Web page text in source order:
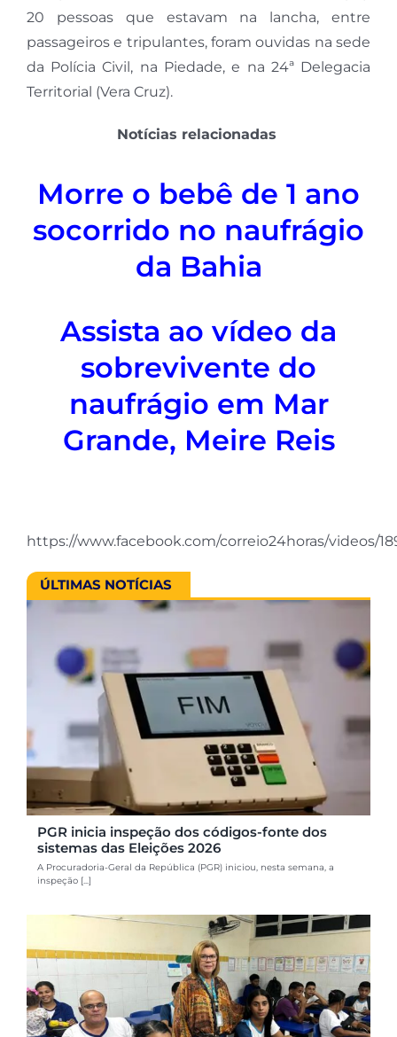
20 pessoas que estavam na lancha, entre
passageiros e tripulantes, foram ouvidas na sede
da Polícia Civil, na Piedade, e na 24ª Delegacia
Territorial (Vera Cruz).
Notícias relacionadas
Morre o bebê de 1 ano
socorrido no naufrágio
da Bahia
Assista ao vídeo da
sobrevivente do
naufrágio em Mar
Grande, Meire Reis
https://www.facebook.com/correio24horas/videos/
ÚLTIMAS NOTÍCIAS
PGR inicia inspeção dos códigos-fonte dos
sistemas das Eleições 2026
A Procuradoria-Geral da República (PGR) iniciou, nesta semana, a
inspeção [...]